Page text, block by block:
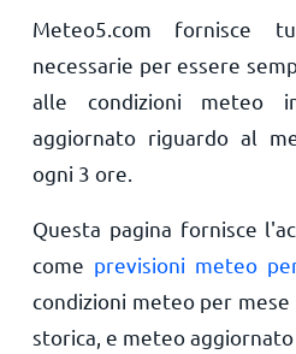
Meteo5.com fornisce
necessarie per essere
alle condizioni meteo
aggiornato riguardo al
ogni 3 ore.
Questa pagina fornisce
come previsioni meteo
condizioni meteo per
storica, e meteo